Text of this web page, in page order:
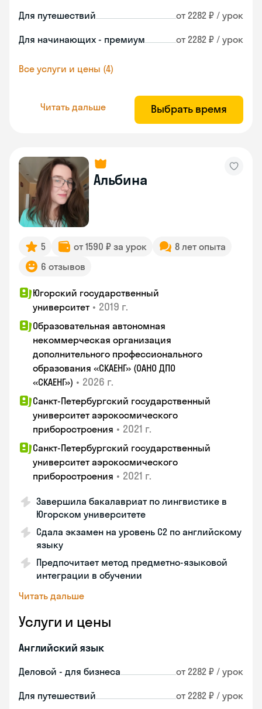
Для путешествий от 2282 ₽ / урок
Для начинающих - премиум от 2282 ₽ / урок
Все услуги и цены (4)
Читать дальше Выбрать время
Альбина
5 от 1590 ₽ за урок
8 лет опыта
6 отзывов
Югорский государственный
университет • 2019 г.
Образовательная автономная
некоммерческая организация
дополнительного профессионального
образования «СКАЕНГ» (ОАНО ДПО
«СКАЕНГ») • 2026 г.
Санкт-Петербургский государственный
университет аэрокосмического
приборостроения • 2021 г.
Санкт-Петербургский государственный
университет аэрокосмического
приборостроения • 2021 г.
Завершила бакалавриат по лингвистике в
Югорском университете
Сдала экзамен на уровень С2 по английскому
языку
Предпочитает метод предметно-языковой
интеграции в обучении
Читать дальше
Услуги и цены
Английский язык
Деловой - для бизнеса от 2282 ₽ / урок
Для путешествий от 2282 ₽ / урок